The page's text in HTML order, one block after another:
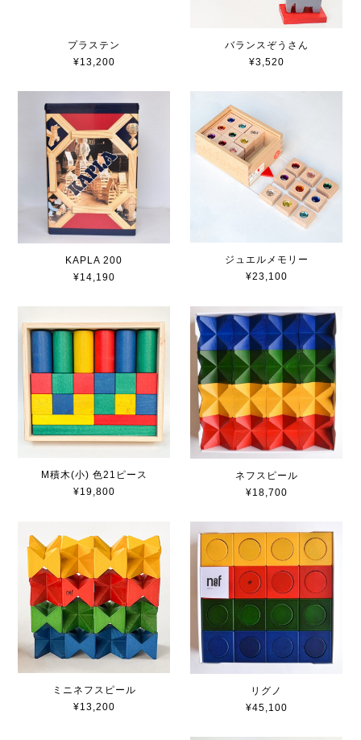
プラステン
¥13,200
バランスぞうさん
¥3,520
KAPLA 200
¥14,190
ジュエルメモリー
¥23,100
M積木(小) 色21ピース
¥19,800
ネフスピール
¥18,700
ミニネフスピール
¥13,200
リグノ
¥45,100